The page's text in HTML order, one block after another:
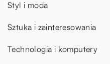
Styl i moda
Sztuka i zainteresowania
Technologia i komputery